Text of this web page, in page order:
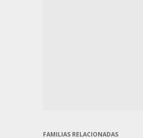
FAMILIAS RELACIONADAS